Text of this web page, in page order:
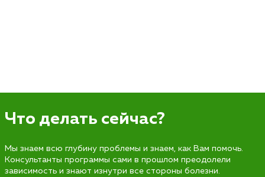
Что делать сейчас?
Мы знаем всю глубину проблемы и знаем, как Вам помочь.
Консультанты программы сами в прошлом преодолели
зависимость и знают изнутри все стороны болезни.